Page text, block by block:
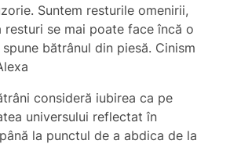
Suntem resturile omenirii,
resturi se mai poate face încă o
bătrânul din piesă. Cinism
consideră iubirea ca pe
universului reflectat în
la punctul de a abdica de la